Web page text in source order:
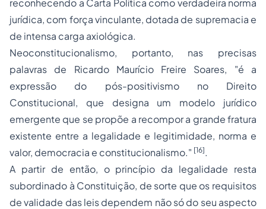
reconhecendo a Carta Política como verdadeira norma
jurídica, com força vinculante, dotada de supremacia e
de intensa carga axiológica.
Neoconstitucionalismo, portanto, nas precisas
palavras de Ricardo Maurício Freire Soares, "é a
expressão do pós-positivismo no Direito
Constitucional, que designa um modelo jurídico
emergente que se propõe a recompor a grande fratura
existente entre a legalidade e legitimidade, norma e
valor, democracia e constitucionalismo." [16].
A partir de então, o princípio da legalidade resta
subordinado à Constituição, de sorte que os requisitos
de validade das leis dependem não só do seu aspecto